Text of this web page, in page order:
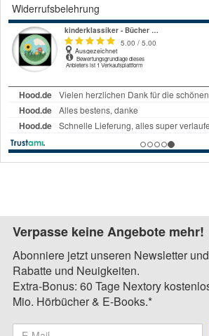
Widerrufsbelehrung
Verpasse keine Angebote mehr!
Abonniere jetzt unseren Newsletter
Rabatte und Neuigkeiten.
Extra-Bonus: 60 Tage Nextory
Mio. Hörbücher & E-Books.*